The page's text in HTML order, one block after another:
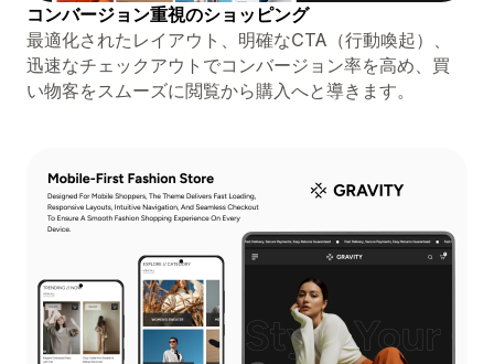
コンバージョン重視のショッピング
最適化されたレイアウト、明確なCTA（行動喚起）、
迅速なチェックアウトでコンバージョン率を高め、買
い物客をスムーズに閲覧から購入へと導きます。